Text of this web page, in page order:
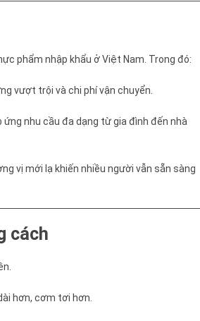
phẩm nhập khẩu ở Việt Nam. Trong đó:
vượt trội và chi phí vận chuyển.
ứng nhu cầu đa dạng từ gia đình đến nhà
vị mới lạ khiến nhiều người vẫn sẵn sàng
cách
hơn, cơm tơi hơn.